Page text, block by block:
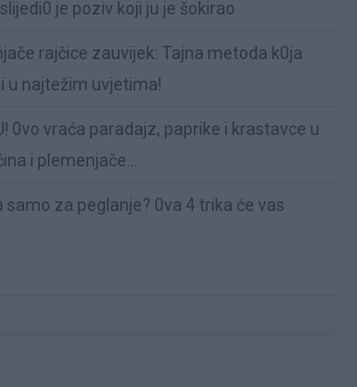
je poziv koji ju je šokirao
rajčice zauvijek: Tajna metoda k0ja
u najtežim uvjetima!
0vo vraća paradajz, paprike i krastavce u
i plemenjače…
samo za peglanje? 0va 4 trika će vas